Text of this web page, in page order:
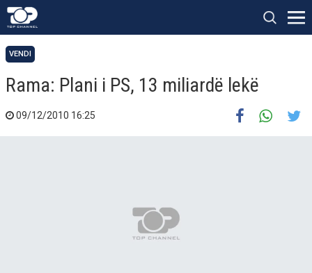
VENDI
Rama: Plani i PS, 13 miliardë lekë
09/12/2010 16:25